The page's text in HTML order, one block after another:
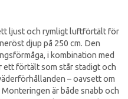
ljust och rymligt luftförtält för
djup på 250 cm. Den
i kombination med
ett förtält som står stadigt och
– oavsett om
är både snabb och